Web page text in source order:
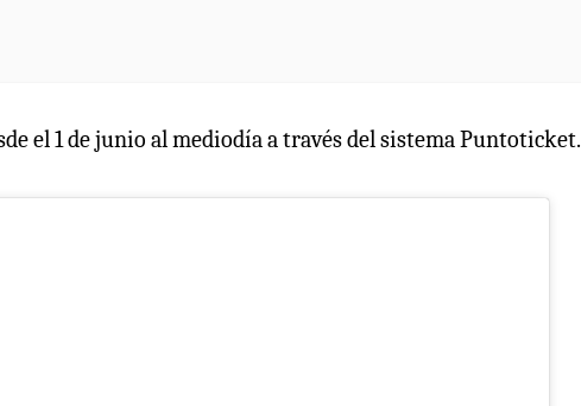
el 1 de junio al mediodía a través del sistema Puntoticket.